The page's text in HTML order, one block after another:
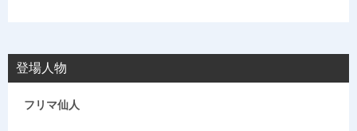
登場人物
フリマ仙人